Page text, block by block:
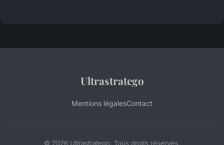
Ultrastratego
Mentions légalesContact
© 2026 Ultrastratego. Tous droits réservés.